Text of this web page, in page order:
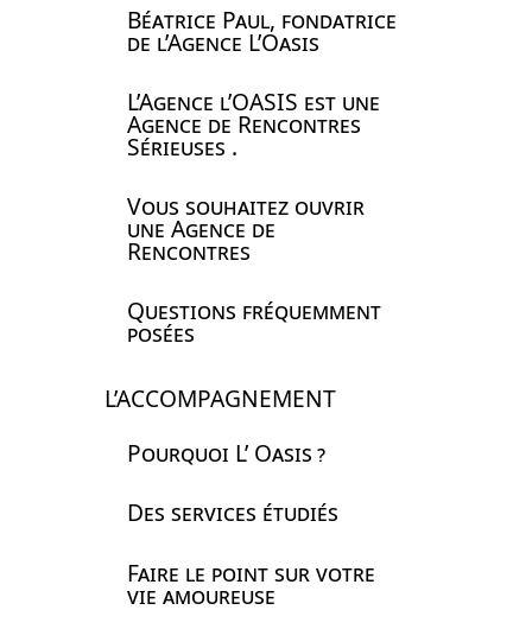
Béatrice Paul, fondatrice
de l’Agence L’Oasis
L’Agence l’OASIS est une
Agence de Rencontres
Sérieuses .
Vous souhaitez ouvrir
une Agence de
Rencontres
Questions fréquemment
posées
L’ACCOMPAGNEMENT
Pourquoi L’ Oasis?
Des services étudiés
Faire le point sur votre
vie amoureuse